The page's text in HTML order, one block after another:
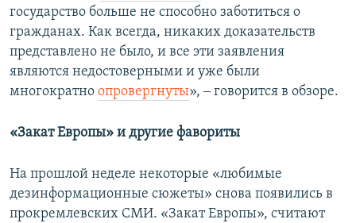
государство больше не способно заботиться о
гражданах. Как всегда, никаких доказательств
представлено не было, и все эти заявления
являются недостоверными и уже были
многократно опровергнуты», ‒ говорится в обзоре.
«Закат Европы» и другие фавориты
На прошлой неделе некоторые «любимые
дезинформационные сюжеты» снова появились в
прокремлевских СМИ. «Закат Европы», считают